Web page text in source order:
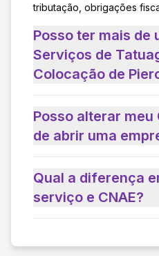
tributação, obrigações
Posso ter mais de
Serviços de
Colocação de
Posso alterar meu
de abrir uma
Qual a diferença
serviço e CNAE?